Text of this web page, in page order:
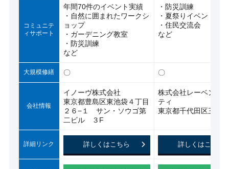
コミュニテ
ィサポート
年間70件のイベント実績
・自然に囲まれたワークシ
ョップ
・ガーデニング教室
・防災訓練
など
・防災訓練
・夏祭りイベント
・住民交流会
など
大規模修繕 〇 〇
会社情報
イノーヴ株式会社
東京都豊島区東池袋４丁目
２６−１ サン・ソウゴ第
二ビル ３F
株式会社レーベンコ
ティ
東京都千代田区三番
詳細リンク 詳しくはこちら 詳しくはこちら